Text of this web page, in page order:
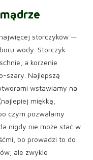
storczyków —
wody. Storczyk
a korzenie
szary. Najlepszą
wstawiamy na
miękką,
czym pozwalamy
nigdy nie może stać w
bo prowadzi to do
ale zwykle